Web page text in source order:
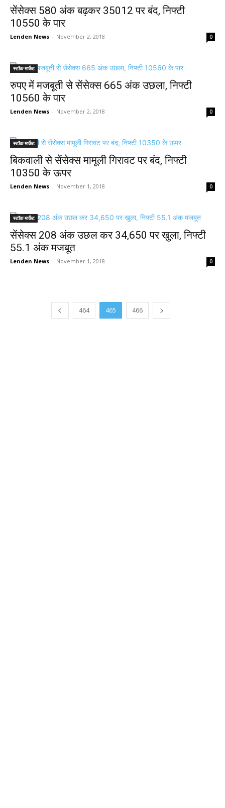
सेंसेक्स 580 अंक बढ़कर 35012 पर बंद, निफ्टी
10550 के पार
Lenden News - November 2, 2018 0
स्टॉक मार्केट
रुपए में मजबूती से सेंसेक्स 665 अंक उछला, निफ्टी
10560 के पार
Lenden News - November 2, 2018 0
स्टॉक मार्केट
बिकवाली से सेंसेक्स मामूली गिरावट पर बंद, निफ्टी
10350 के ऊपर
Lenden News - November 1, 2018 0
स्टॉक मार्केट
सेंसेक्स 208 अंक उछल कर 34,650 पर खुला, निफ्टी
55.1 अंक मजबूत
Lenden News - November 1, 2018 0
464 465 466